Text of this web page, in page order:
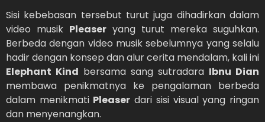
Sisi kebebasan tersebut turut juga dihadirkan dalam
video musik Pleaser yang turut mereka suguhkan.
Berbeda dengan video musik sebelumnya yang selalu
hadir dengan konsep dan alur cerita mendalam, kali ini
Elephant Kind bersama sang sutradara Ibnu Dian
membawa penikmatnya ke pengalaman berbeda
dalam menikmati Pleaser dari sisi visual yang ringan
dan menyenangkan.